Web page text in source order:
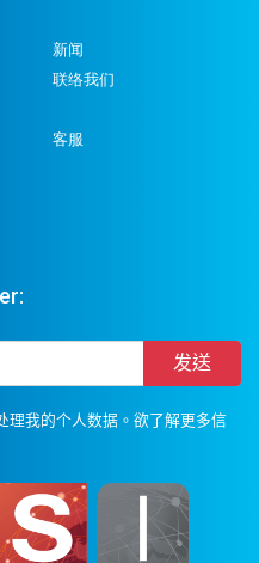
新闻
联络我们
客服
理我的个人数据。欲了解更多信